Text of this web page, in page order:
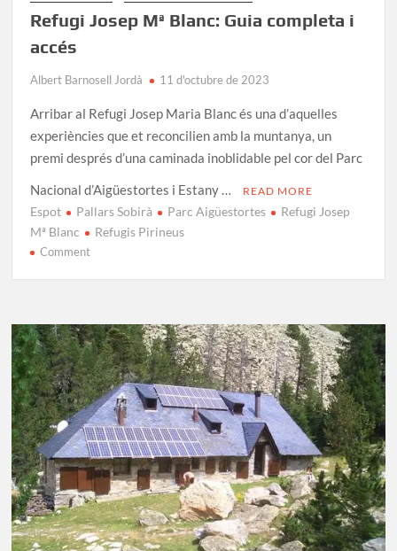
Refugi Josep Mª Blanc: Guia completa i
accés
Albert Barnosell Jordà 11 d'octubre de 2023
Arribar al Refugi Josep Maria Blanc és una d’aquelles
experiències que et reconcilien amb la muntanya, un
premi després d’una caminada inoblidable pel cor del Parc
Nacional d’Aigüestortes i Estany …
READ MORE
Espot Pallars Sobirà Parc Aigüestortes
Refugi Josep
Mª Blanc
Refugis Pirineus
Commenton
Blanc:
Guia
completa
i
accés